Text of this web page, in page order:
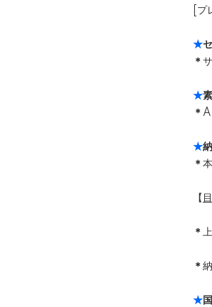
[
★
＊
★
＊
★
＊
【
＊
＊
★